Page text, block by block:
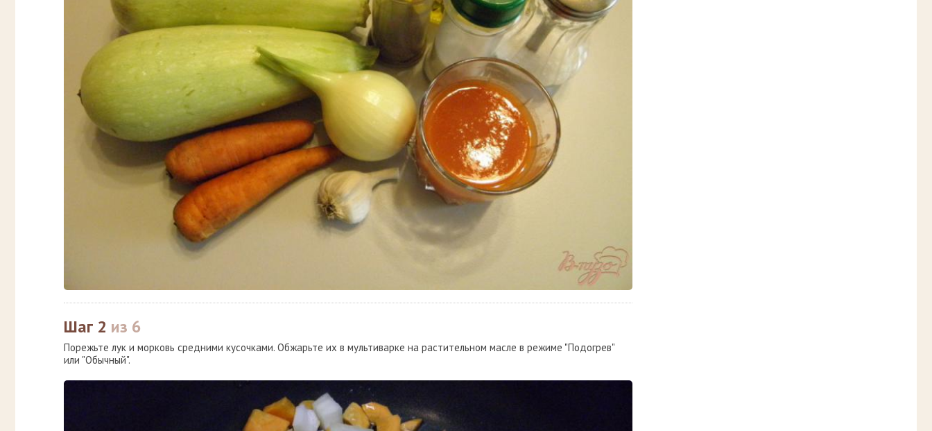
Шаг 2 из 6
Порежьте лук и морковь средними кусочками. Обжарьте их в мультиварке на растительном масле в режиме "Подогрев"
или "Обычный".